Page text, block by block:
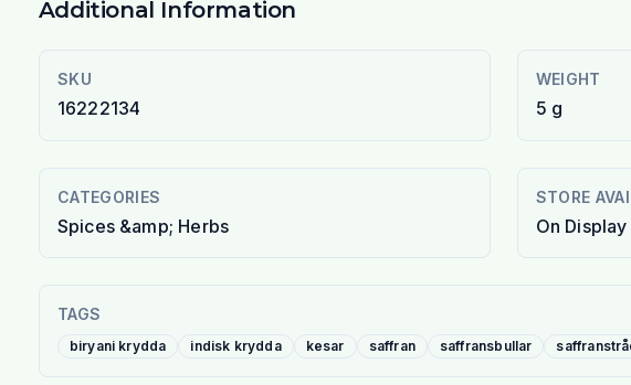
Additional Information
SKU
16222134
WEIGHT
5 g
CATEGORIES
Spices &amp; Herbs
STORE
On
TAGS
biryani krydda indisk krydda kesar saffran saffransbullar